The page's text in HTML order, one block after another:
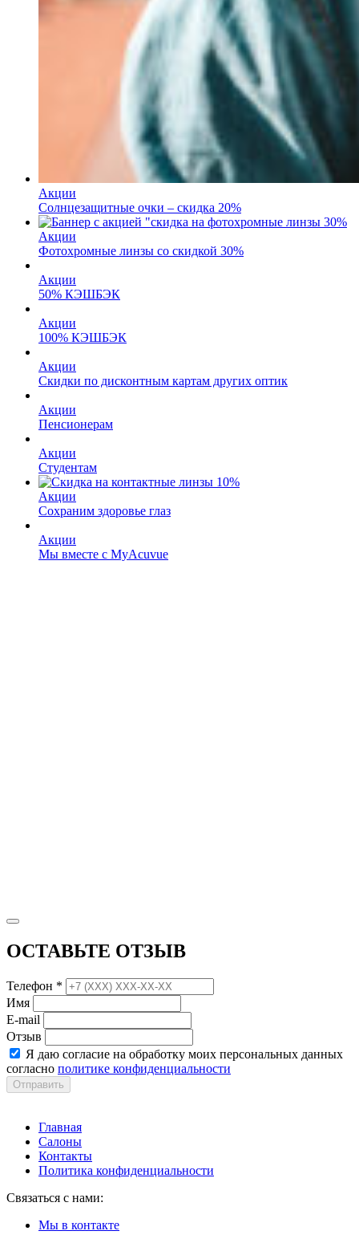
Акции
Солнцезащитные очки – скидка 20%
Акции
Фотохромные линзы со скидкой 30%
Акции
50% КЭШБЭК
Акции
100% КЭШБЭК
Акции
Скидки по дисконтным картам других оптик
Акции
Пенсионерам
Акции
Студентам
Акции
Сохраним здоровье глаз
Акции
Мы вместе с MyAcuvue
ОСТАВЬТЕ ОТЗЫВ
Телефон *
Имя
E-mail
Отзыв
Я даю согласие на обработку моих персональных данных
согласно политике конфиденциальности
Отправить
Главная
Салоны
Контакты
Политика конфиденциальности
Связаться с нами:
Мы в контакте